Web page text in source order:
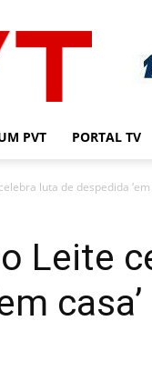
PVT PORTAL TV
luta de despedida ‘em
Leite
casa’